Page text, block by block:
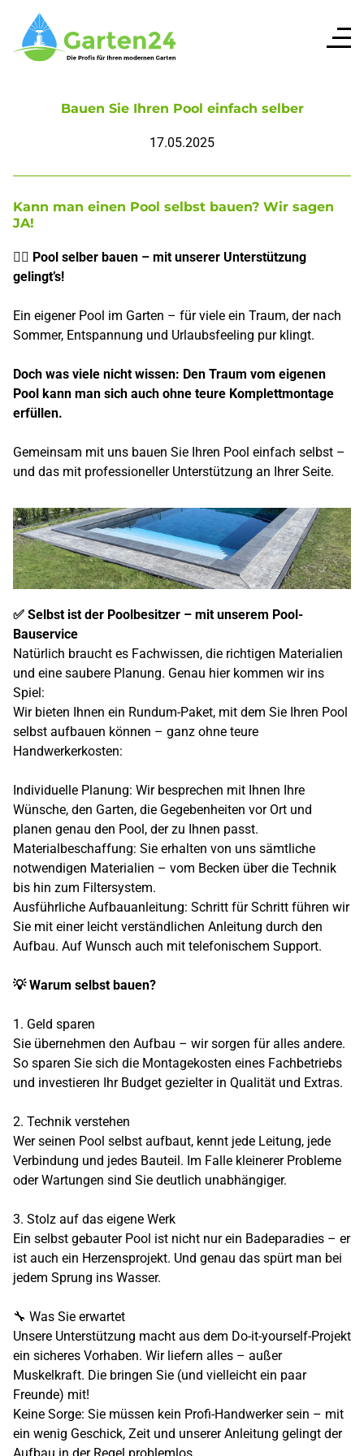
Bauen Sie Ihren Pool einfach selber
17.05.2025
Kann man einen Pool selbst bauen? Wir sagen
JA!
🏊‍♂️ Pool selber bauen – mit unserer Unterstützung
gelingt’s!
Ein eigener Pool im Garten – für viele ein Traum, der nach
Sommer, Entspannung und Urlaubsfeeling pur klingt.
Doch was viele nicht wissen: Den Traum vom eigenen
Pool kann man sich auch ohne teure Komplettmontage
erfüllen.
Gemeinsam mit uns bauen Sie Ihren Pool einfach selbst –
und das mit professioneller Unterstützung an Ihrer Seite.
✅ Selbst ist der Poolbesitzer – mit unserem Pool-
Bauservice
Natürlich braucht es Fachwissen, die richtigen Materialien
und eine saubere Planung. Genau hier kommen wir ins
Spiel:
Wir bieten Ihnen ein Rundum-Paket, mit dem Sie Ihren Pool
selbst aufbauen können – ganz ohne teure
Handwerkerkosten:
Individuelle Planung: Wir besprechen mit Ihnen Ihre
Wünsche, den Garten, die Gegebenheiten vor Ort und
planen genau den Pool, der zu Ihnen passt.
Materialbeschaffung: Sie erhalten von uns sämtliche
notwendigen Materialien – vom Becken über die Technik
bis hin zum Filtersystem.
Ausführliche Aufbauanleitung: Schritt für Schritt führen wir
Sie mit einer leicht verständlichen Anleitung durch den
Aufbau. Auf Wunsch auch mit telefonischem Support.
💡 Warum selbst bauen?
1. Geld sparen
Sie übernehmen den Aufbau – wir sorgen für alles andere.
So sparen Sie sich die Montagekosten eines Fachbetriebs
und investieren Ihr Budget gezielter in Qualität und Extras.
2. Technik verstehen
Wer seinen Pool selbst aufbaut, kennt jede Leitung, jede
Verbindung und jedes Bauteil. Im Falle kleinerer Probleme
oder Wartungen sind Sie deutlich unabhängiger.
3. Stolz auf das eigene Werk
Ein selbst gebauter Pool ist nicht nur ein Badeparadies – er
ist auch ein Herzensprojekt. Und genau das spürt man bei
jedem Sprung ins Wasser.
🔧 Was Sie erwartet
Unsere Unterstützung macht aus dem Do-it-yourself-Projekt
ein sicheres Vorhaben. Wir liefern alles – außer
Muskelkraft. Die bringen Sie (und vielleicht ein paar
Freunde) mit!
Keine Sorge: Sie müssen kein Profi-Handwerker sein – mit
ein wenig Geschick, Zeit und unserer Anleitung gelingt der